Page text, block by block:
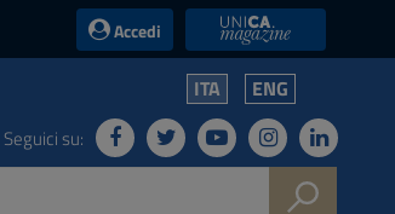
Accedi UniCA News
ITA ENG
Seguici su: